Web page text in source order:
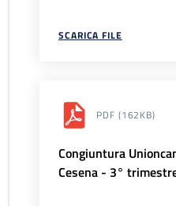
SCARICA FILE
PDF (162KB)
Congiuntura
Cesena - 3°